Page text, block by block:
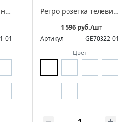
Ретро розетка для интернета фарфоровая, серия "МЕЗОНИНЪ"
01
Ретро розетка телевизионная оконечная фарфоровая, серия "АВРОРА"
1 596 руб./шт
Артикул
GE70322-01
Цвет